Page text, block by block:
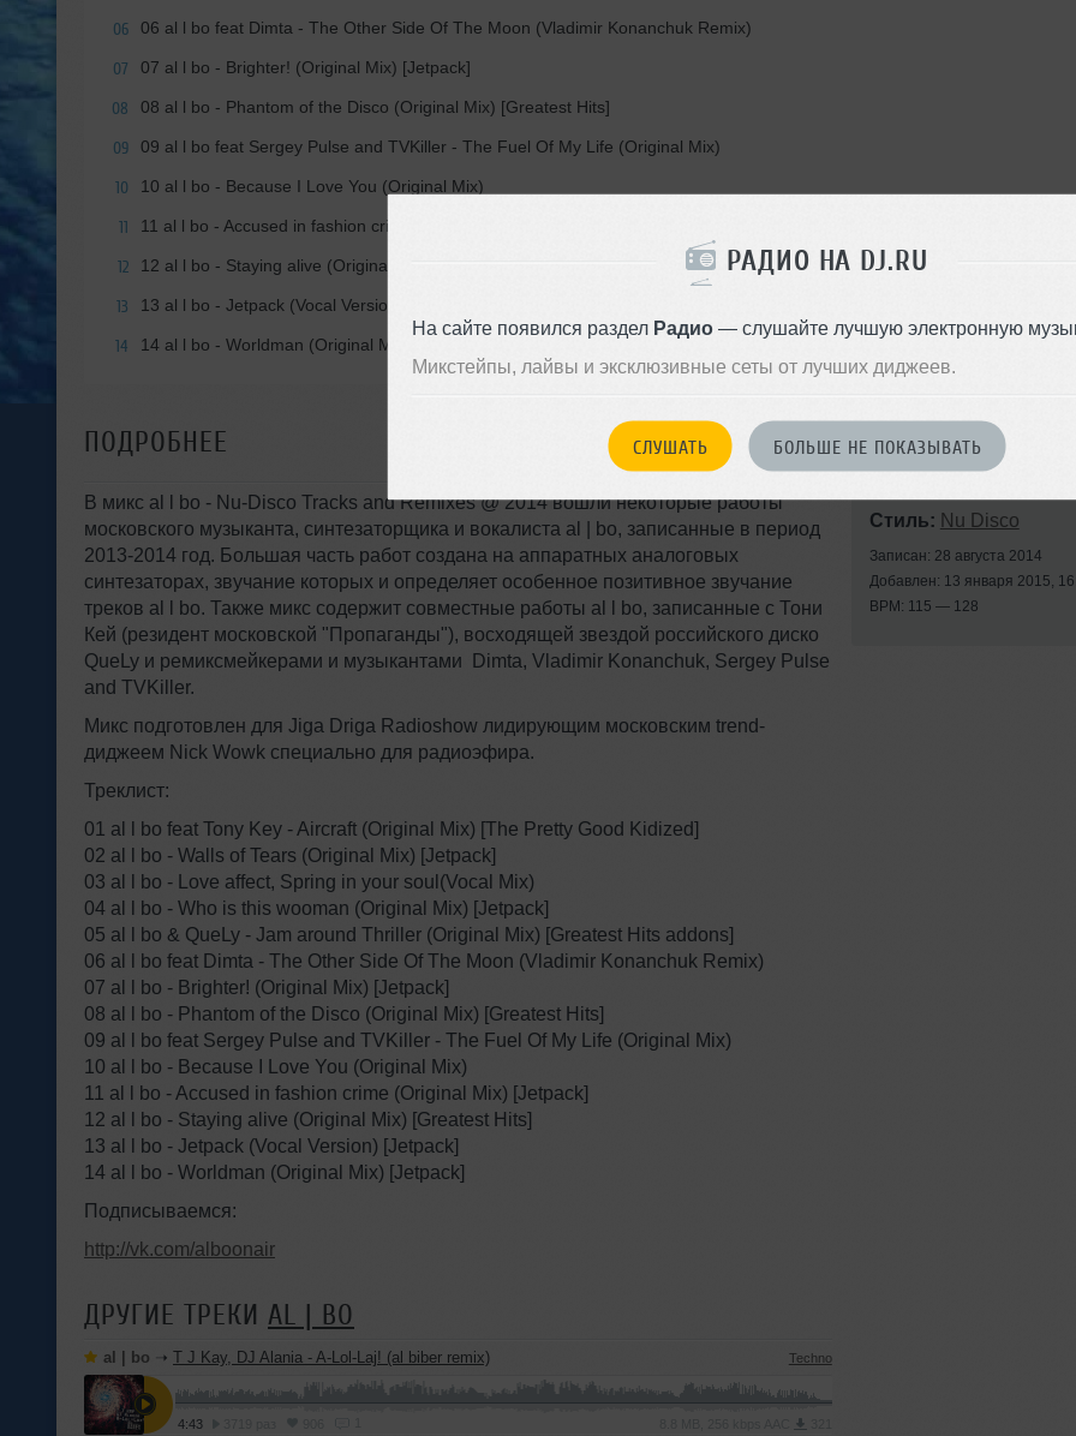
РАДИО НА DJ.RU
На сайте появился раздел Радио— слушайте лучшую электронную
Микстейпы, лайвы и эксклюзивные сеты от лучших диджеев.
СЛУШАТЬ БОЛЬШЕ НЕ ПОКАЗЫВАТЬ
06 06 al l bo feat Dimta - The Other Side Of The Moon (Vladimir Konanchuk Remix)
07 07 al l bo - Brighter! (Original Mix) [Jetpack]
08 08 al l bo - Phantom of the Disco (Original Mix) [Greatest Hits]
09 09 al l bo feat Sergey Pulse and TVKiller - The Fuel Of My Life (Original Mix)
10 10 al l bo - Because I Love You (Original Mix)
11 11 al l bo - Accused in fashion crime (Original Mix) [Jetpack]
12 12 al l bo - Staying alive (Original Mix) [Greatest Hits]
13 13 al l bo - Jetpack (Vocal Version) [Jetpack]
14 14 al l bo - Worldman (Original Mix) [Jetpack]
ПОДРОБНЕЕ
В микс al l bo - Nu-Disco Tracks and Remixes @ 2014 вошли некоторые работы
московского музыканта, синтезаторщика и вокалиста al | bo, записанные в период
2013-2014 год. Большая часть работ создана на аппаратных аналоговых
синтезаторах, звучание которых и определяет особенное позитивное звучание
треков al l bo. Также микс содержит совместные работы al l bo, записанные с Тони
Кей (резидент московской "Пропаганды"), восходящей звездой российского диско
QueLy и ремиксмейкерами и музыкантами Dimta, Vladimir Konanchuk, Sergey Pulse
and TVKiller.
Микс подготовлен для Jiga Driga Radioshow лидирующим московским trend-
диджеем Nick Wowk специально для радиоэфира.
Треклист:
01 al l bo feat Tony Key - Aircraft (Original Mix) [The Pretty Good Kidized]
02 al l bo - Walls of Tears (Original Mix) [Jetpack]
03 al l bo - Love affect, Spring in your soul(Vocal Mix)
04 al l bo - Who is this wooman (Original Mix) [Jetpack]
05 al l bo & QueLy - Jam around Thriller (Original Mix) [Greatest Hits addons]
06 al l bo feat Dimta - The Other Side Of The Moon (Vladimir Konanchuk Remix)
07 al l bo - Brighter! (Original Mix) [Jetpack]
08 al l bo - Phantom of the Disco (Original Mix) [Greatest Hits]
09 al l bo feat Sergey Pulse and TVKiller - The Fuel Of My Life (Original Mix)
10 al l bo - Because I Love You (Original Mix)
11 al l bo - Accused in fashion crime (Original Mix) [Jetpack]
12 al l bo - Staying alive (Original Mix) [Greatest Hits]
13 al l bo - Jetpack (Vocal Version) [Jetpack]
14 al l bo - Worldman (Original Mix) [Jetpack]
Подписываемся:
http://vk.com/alboonair
ДРУГИЕ ТРЕКИ AL | BO
al | bo ➝ T J Kay, DJ Alania - A-Lol-Laj! (al biber remix) Techno
4:43
Стиль: Nu Disco
Записан: 28 августа 2014
Добавлен: 13 января 2015,
BPM: 115 — 128